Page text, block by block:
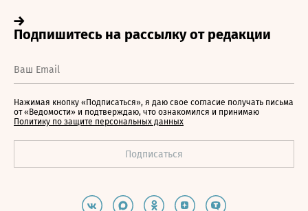
Нажимая кнопку «Подписаться», я даю свое согласие получать письма
от «Ведомости» и подтверждаю, что ознакомился и принимаю
Политику по защите персональных данных